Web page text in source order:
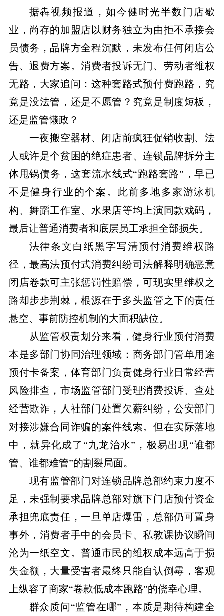
据犇视频报道，如今健时光半数门店歇
业，尚存的加盟店以财务独立为由拒不承接会
员债务，品牌方全程沉默，未发布任何闭店公
告、退费方案。消费者投诉无门、劳动者维权
无路， 大家追问 ：这种套路式预付费跑路，究
竟是没法管，还是不愿管？究竟是制度短板，
还是监管懒政？
一夜搬空器材、闭店前疯狂促销收割、法
人或许是个贫困的绝症患者、连锁品牌拆分主
体甩锅债务，这套流水线式“跑路套路”，早已
不是健身行业的个案。此前多地多家游泳机
构、舞蹈工作室、水果店等均上演同款戏码 ，
最后让普通消费者和底层员工承担全部损失。
法律条文白纸黑字写清预付消费维权路
径，最高法预付式消费纠纷司法解释明确恶意
闭店卷款可主张惩罚性赔偿，可现实里维权之
路却步步荆棘，根源在于多头监管之下的责任
悬空、事前防控机制的大面积缺位。
从监管权责划分来看，健身行业预付消费
本是多部门协同治理领域：商务部门管单用途
预付卡备案，体育部门负责健身行业日常经营
风险排查，市场监管部门受理消费投诉、查处
经营欺诈，人社部门处置欠薪纠纷，公安部门
对接涉嫌合同诈骗的案件线索。但在实际落地
中，就异化成了 “九龙治水”， 极易出现“谁都
管、谁都难管”的割裂局面。
现有监管部门对连锁品牌总部约束力度不
足，未强制要求品牌总部对旗下门店预付资金
承担兜底责任，一旦单店爆雷，总部仍可置身
事外，消费者手中的会员卡、私教课协议瞬间
沦为一纸空文。普通市民的维权成本远高于损
失金额，大量受害者最终只能自认倒霉，客观
上纵容了商家“卷款低成本跑路”的侥幸心理。
群众质问“监管在哪”，本质是期待构建全